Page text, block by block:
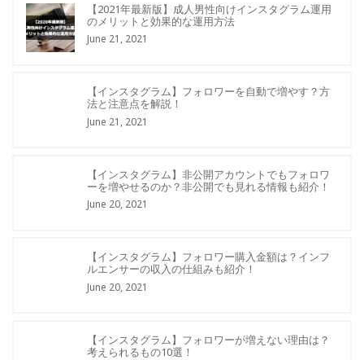
【2021年最新版】成人男性向けインスタグラム運用
のメリットと効果的な運用方法
June 21, 2021
【インスタグラム】フォロワーを自動で増やす？方
法と注意点を解説！
June 21, 2021
【インスタグラム】非公開アカウントでもフォロワ
ーを増やせるのか？非公開でも見れる情報も紹介！
June 20, 2021
【インスタグラム】フォロワー購入金額は？インフ
ルエンサーの収入の仕組みも紹介！
June 20, 2021
【インスタグラム】フォロワーが増えない理由は？
考えられるもの10選！